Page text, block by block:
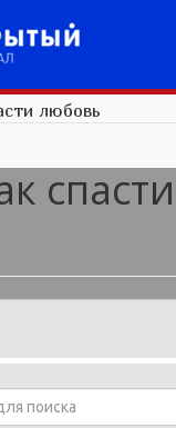
любовь
спасти